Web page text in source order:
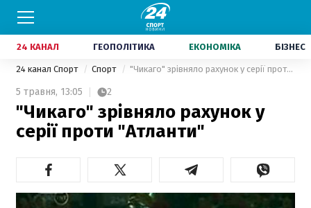
24 КАНАЛ ГЕОПОЛІТИКА ЕКОНОМІКА БІЗНЕС
24 канал Спорт Спорт "Чикаго" зрівняло рахунок у серії проти "Атланти"
5 травня, 13:05 2
"Чикаго" зрівняло рахунок у
серії проти "Атланти"